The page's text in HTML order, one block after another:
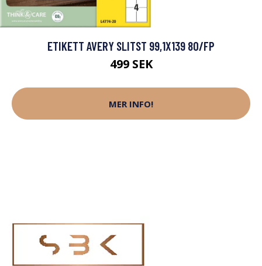
ETIKETT AVERY SLITST 99,1X139 80/FP
499 SEK
MER INFO!